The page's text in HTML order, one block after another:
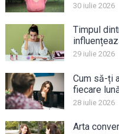
30 iulie 2026
Timpul
29 iulie 2026
Cum să-ți
fiecare
28 iulie 2026
Arta